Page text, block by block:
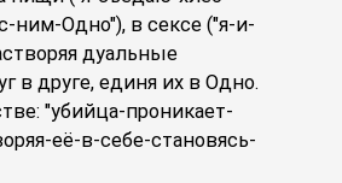
ним-Одно"), в сексе ("я-и-
дуальные
в друге, единя их в Одно.
"убийца-проникает-
её-в-себе-становясь-